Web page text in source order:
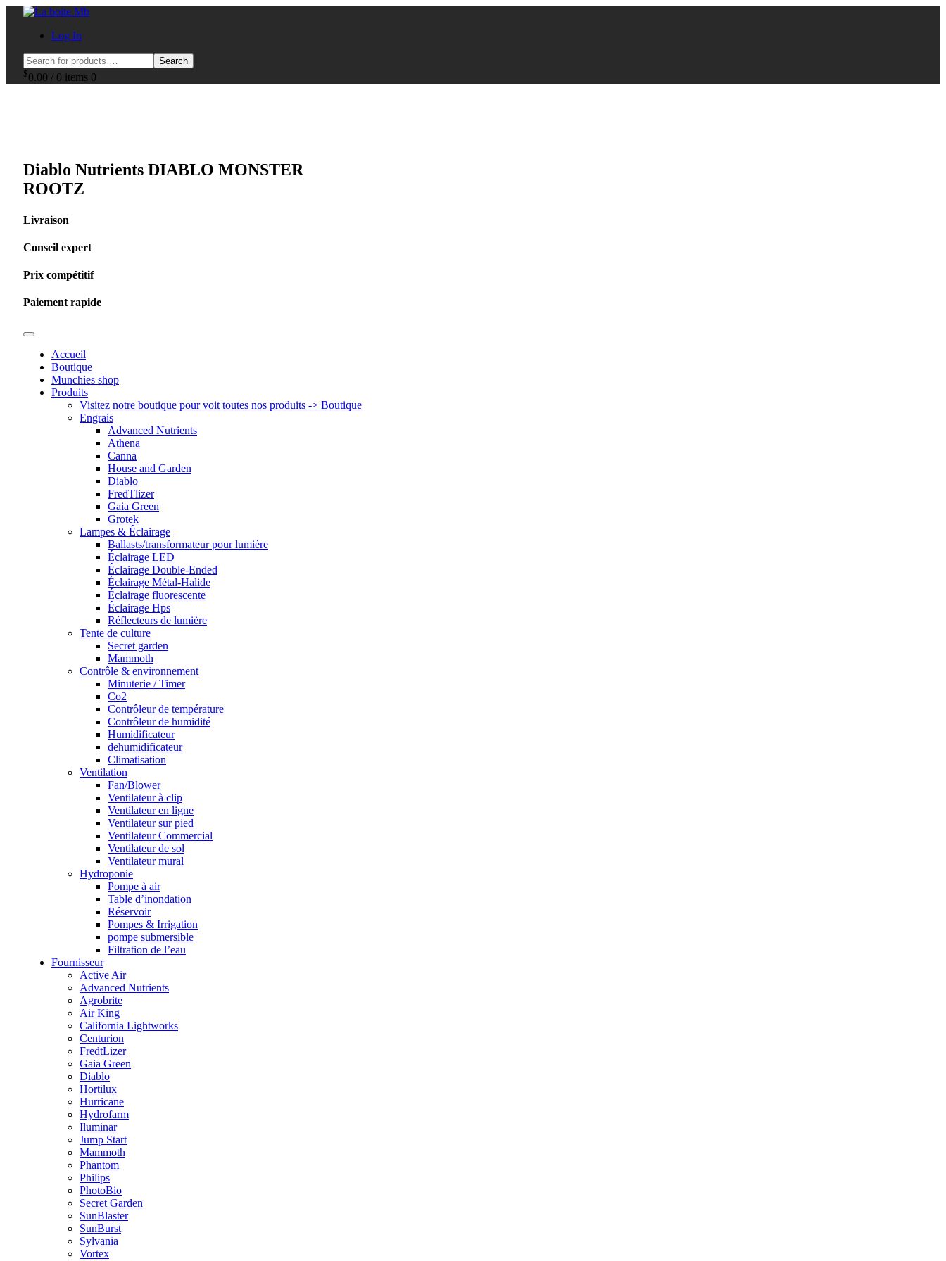
Log In
Search
$0.00 / 0 items 0
Diablo Nutrients DIABLO MONSTER
ROOTZ
Livraison
Conseil expert
Prix compétitif
Paiement rapide
Accueil
Boutique
Munchies shop
Produits
Visitez notre boutique pour voit toutes nos produits -> Boutique
Engrais
Advanced Nutrients
Athena
Canna
House and Garden
Diablo
FredTlizer
Gaia Green
Grotek
Lampes & Éclairage
Ballasts/transformateur pour lumière
Éclairage LED
Éclairage Double-Ended
Éclairage Métal-Halide
Éclairage fluorescente
Éclairage Hps
Réflecteurs de lumière
Tente de culture
Secret garden
Mammoth
Contrôle & environnement
Minuterie / Timer
Co2
Contrôleur de température
Contrôleur de humidité
Humidificateur
dehumidificateur
Climatisation
Ventilation
Fan/Blower
Ventilateur à clip
Ventilateur en ligne
Ventilateur sur pied
Ventilateur Commercial
Ventilateur de sol
Ventilateur mural
Hydroponie
Pompe à air
Table d’inondation
Réservoir
Pompes & Irrigation
pompe submersible
Filtration de l’eau
Fournisseur
Active Air
Advanced Nutrients
Agrobrite
Air King
California Lightworks
Centurion
FredtLizer
Gaia Green
Diablo
Hortilux
Hurricane
Hydrofarm
Iluminar
Jump Start
Mammoth
Phantom
Philips
PhotoBio
Secret Garden
SunBlaster
SunBurst
Sylvania
Vortex